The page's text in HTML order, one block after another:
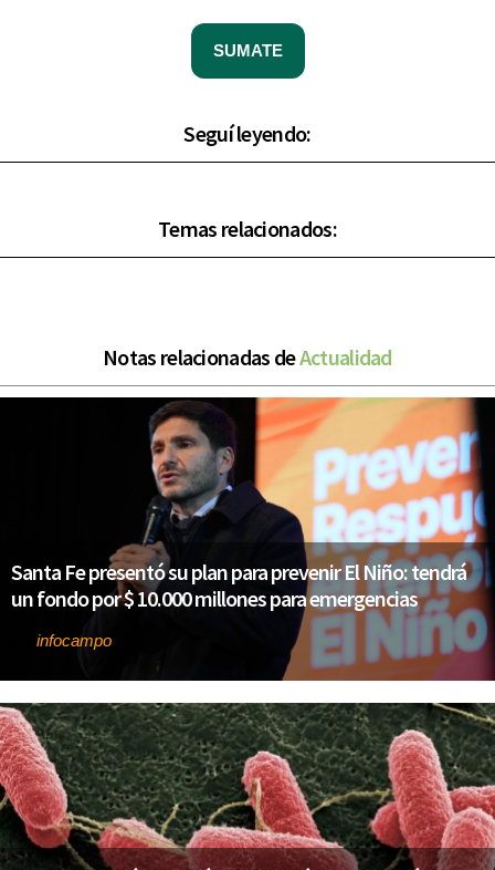
SUMATE
Seguí leyendo:
Temas relacionados:
Notas relacionadas deActualidad
Santa Fe presentó su plan para prevenir El Niño: tendrá
un fondo por $ 10.000 millones para emergencias
infocampo